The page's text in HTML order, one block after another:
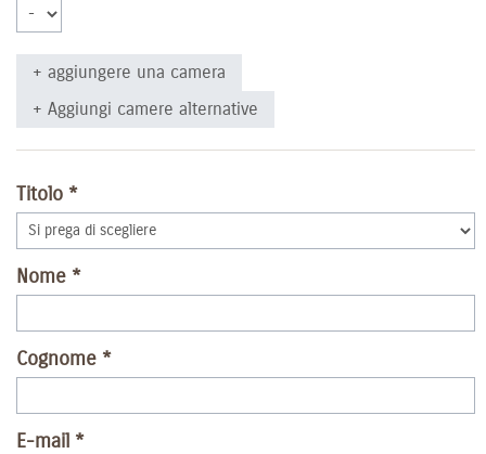
+ aggiungere una camera
+ Aggiungi camere alternative
Titolo
Nome
Cognome
E-mail